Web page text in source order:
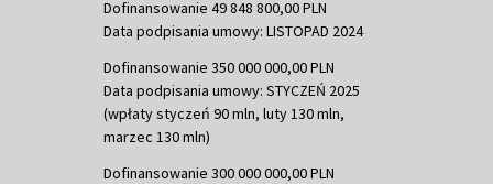
Dofinansowanie 49 848 800,00 PLN
Data podpisania umowy: LISTOPAD 2024
Dofinansowanie 350 000 000,00 PLN
Data podpisania umowy: STYCZEŃ 2025
(wpłaty styczeń 90 mln, luty 130 mln,
marzec 130 mln)
Dofinansowanie 300 000 000,00 PLN